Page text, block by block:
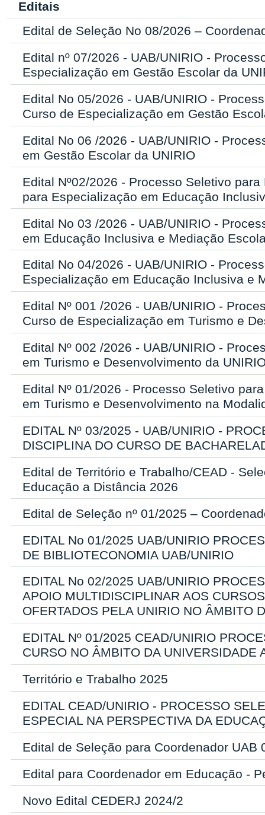
Editais
Edital de Seleção No 08/2026 –
Edital nº 07/2026 - UAB/UNIRIO -
Especialização em Gestão Escolar da
Edital No 05/2026 - UAB/UNIRIO -
Curso de Especialização em Gestão
Edital No 06 /2026 - UAB/UNIRIO -
em Gestão Escolar da UNIRIO
Edital Nº02/2026 - Processo Seletivo
para Especialização em Educação
Edital No 03 /2026 - UAB/UNIRIO -
em Educação Inclusiva e Mediação
Edital No 04/2026 - UAB/UNIRIO -
Especialização em Educação Inclusiva e
Edital Nº 001 /2026 - UAB/UNIRIO -
Curso de Especialização em Turismo e
Edital Nº 002 /2026 - UAB/UNIRIO -
em Turismo e Desenvolvimento da
Edital Nº 01/2026 - Processo Seletivo
em Turismo e Desenvolvimento na
EDITAL Nº 03/2025 - UAB/UNIRIO -
DISCIPLINA DO CURSO DE
Edital de Território e Trabalho/CEAD -
Educação a Distância 2026
Edital de Seleção nº 01/2025 –
EDITAL No 01/2025 UAB/UNIRIO
DE BIBLIOTECONOMIA UAB/UNIRIO
EDITAL No 02/2025 UAB/UNIRIO
APOIO MULTIDISCIPLINAR AOS
OFERTADOS PELA UNIRIO NO ÂMBITO
EDITAL Nº 01/2025 CEAD/UNIRIO
CURSO NO ÂMBITO DA UNIVERSIDADE
Território e Trabalho 2025
EDITAL CEAD/UNIRIO - PROCESSO
ESPECIAL NA PERSPECTIVA DA
Edital de Seleção para Coordenador UAB
Edital para Coordenador em Educação -
Novo Edital CEDERJ 2024/2